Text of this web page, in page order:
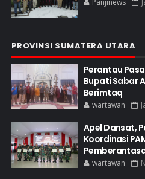
Panjinews
PROVINSI SUMATERA UTARA
Perantau
Bupati Sabar
Berimtaq
wartawan
Apel Dansat,
Koordinasi
wartawan